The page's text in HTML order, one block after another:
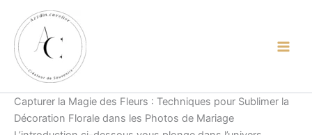
content
Capturer la Magie des Fleurs : Techniques pour Sublimer la
Décoration Florale dans les Photos de Mariage